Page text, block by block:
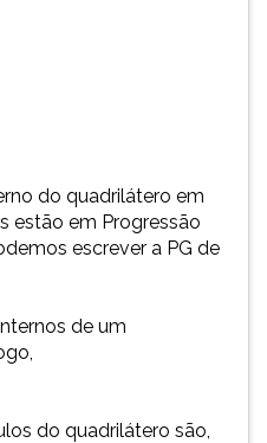
do quadrilátero em
estão em Progressão
escrever a PG de
de um
do quadrilátero são,